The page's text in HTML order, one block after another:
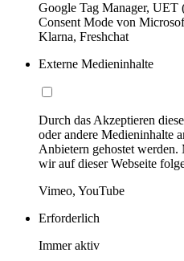
Google Tag Manager,
Consent Mode von
Klarna, Freshchat
Externe Medieninhalte
Durch das Akzeptieren
oder andere Medieninhalte
Anbietern gehostet
wir auf dieser Webseite
Vimeo, YouTube
Erforderlich
Immer aktiv